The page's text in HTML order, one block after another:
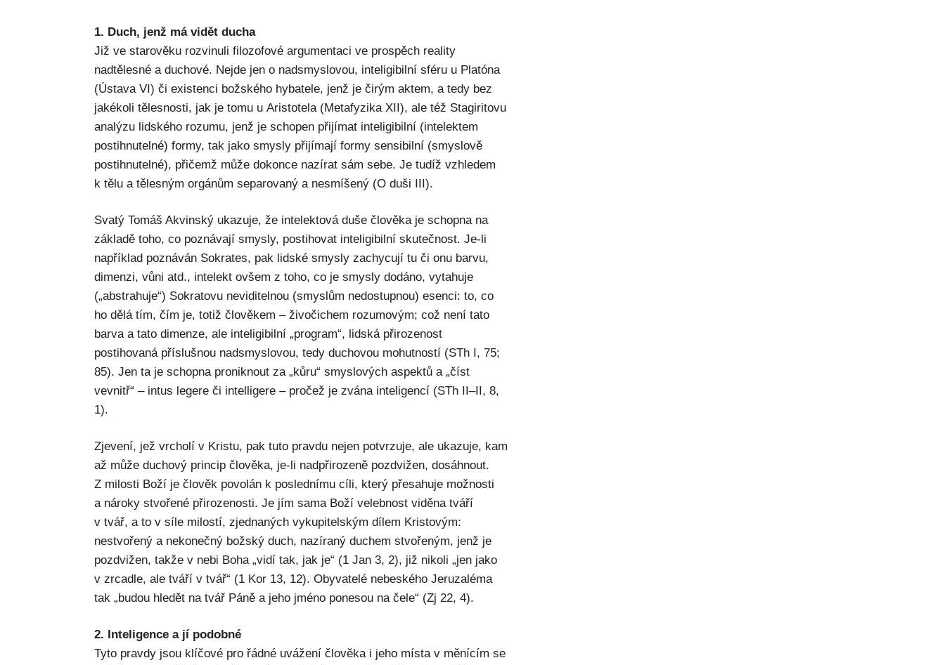
1. Duch, jenž má vidět ducha
Již ve starověku rozvinuli filozofové argumentaci ve prospěch reality
nadtělesné a duchové. Nejde jen o nadsmyslovou, inteligibilní sféru u Platóna
(Ústava VI) či existenci božského hybatele, jenž je čirým aktem, a tedy bez
jakékoli tělesnosti, jak je tomu u Aristotela (Metafyzika XII), ale též Stagiritovu
analýzu lidského rozumu, jenž je schopen přijímat inteligibilní (intelektem
postihnutelné) formy, tak jako smysly přijímají formy sensibilní (smyslově
postihnutelné), přičemž může dokonce nazírat sám sebe. Je tudíž vzhledem
k tělu a tělesným orgánům separovaný a nesmíšený (O duši III).
Svatý Tomáš Akvinský ukazuje, že intelektová duše člověka je schopna na
základě toho, co poznávají smysly, postihovat inteligibilní skutečnost. Je-li
například poznáván Sokrates, pak lidské smysly zachycují tu či onu barvu,
dimenzi, vůni atd., intelekt ovšem z toho, co je smysly dodáno, vytahuje
(„abstrahuje“) Sokratovu neviditelnou (smyslům nedostupnou) esenci: to, co
ho dělá tím, čím je, totiž člověkem – živočichem rozumovým; což není tato
barva a tato dimenze, ale inteligibilní „program“, lidská přirozenost
postihovaná příslušnou nadsmyslovou, tedy duchovou mohutností (STh I, 75;
85). Jen ta je schopna proniknout za „kůru“ smyslových aspektů a „číst
vevnitř“ – intus legere či intelligere – pročež je zvána inteligencí (STh II–II, 8,
1).
Zjevení, jež vrcholí v Kristu, pak tuto pravdu nejen potvrzuje, ale ukazuje, kam
až může duchový princip člověka, je-li nadpřirozeně pozdvižen, dosáhnout.
Z milosti Boží je člověk povolán k poslednímu cíli, který přesahuje možnosti
a nároky stvořené přirozenosti. Je jím sama Boží velebnost viděna tváří
v tvář, a to v síle milostí, zjednaných vykupitelským dílem Kristovým:
nestvořený a nekonečný božský duch, nazíraný duchem stvořeným, jenž je
pozdvižen, takže v nebi Boha „vidí tak, jak je“ (1 Jan 3, 2), již nikoli „jen jako
v zrcadle, ale tváří v tvář“ (1 Kor 13, 12). Obyvatelé nebeského Jeruzaléma
tak „budou hledět na tvář Páně a jeho jméno ponesou na čele“ (Zj 22, 4).
2. Inteligence a jí podobné
Tyto pravdy jsou klíčové pro řádné uvážení člověka i jeho místa v měnícím se